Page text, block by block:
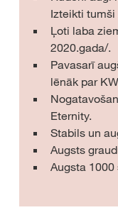
Izteikti tumši
Ļoti laba
2020.gada/.
Pavasarī
lēnāk par
Eternity.
Stabils un
Augsts
Augsta 1000